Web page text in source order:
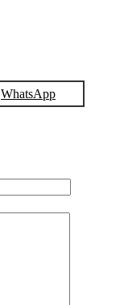
WhatsApp